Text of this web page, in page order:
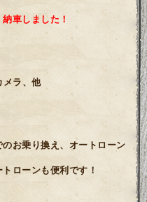
車しました！
メラ、他
お乗り換え、オートローン
ローンも便利です！